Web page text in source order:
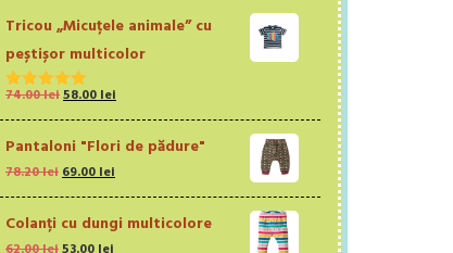
a
fost:
129.00 lei.
este:
116.00 lei.
Tricou „Micuțele animale” cu
peștișor multicolor
Evaluat la
74.00leiPrețul
inițial
a
fost:
74.00 lei.
58.00leiPrețul
curent
este:
58.00 lei.
Pantaloni "Flori de pădure"
78.20leiPrețul
inițial
a
fost:
69.00leiPrețul
curent
este:
69.00 lei.
Colanți cu dungi multicolore